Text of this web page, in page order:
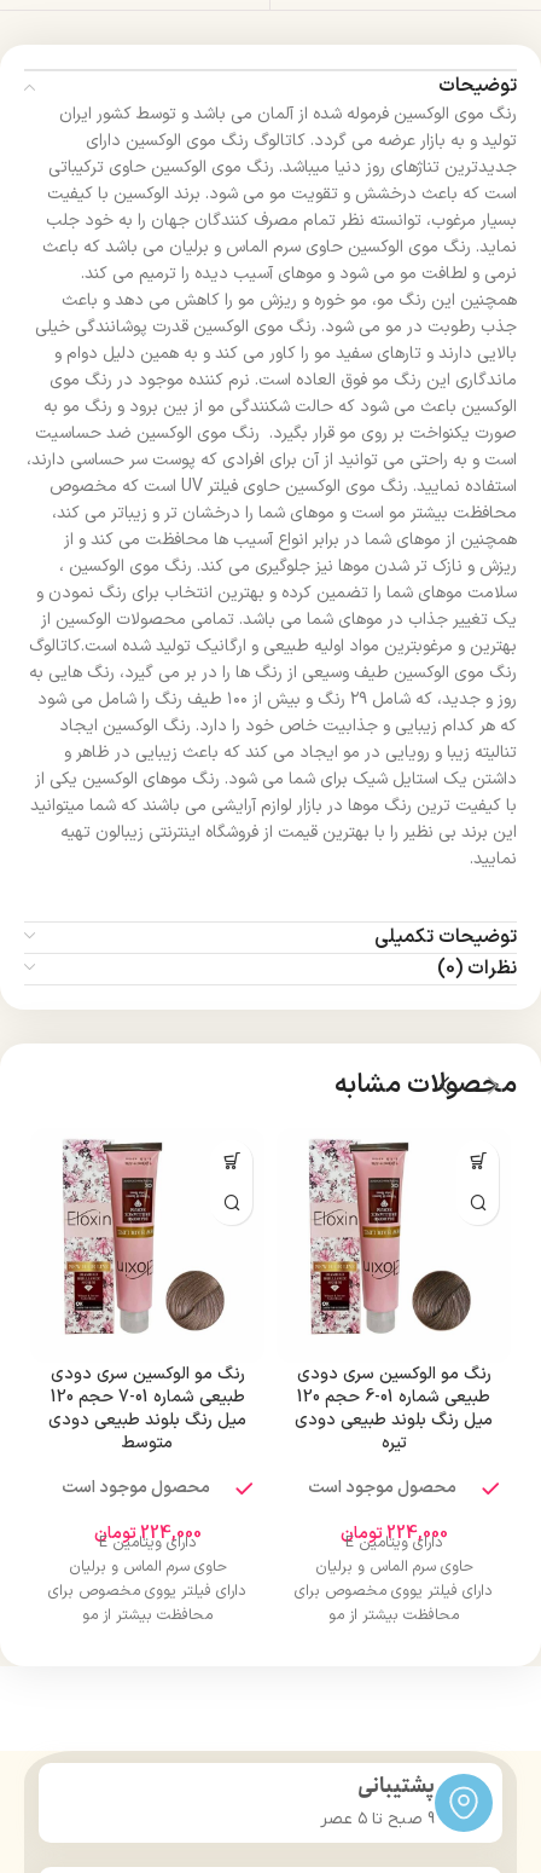
توضیحات
رنگ موی الوکسین فرموله شده از آلمان می باشد و توسط کشور ایران
تولید و به بازار عرضه می گردد. کاتالوگ رنگ موی الوکسین دارای
جدیدترین تناژهای روز دنیا میباشد. رنگ موی الوکسین حاوی ترکیباتی
است که باعث درخشش و تقویت مو می شود. برند الوکسین با کیفیت
بسیار مرغوب، توانسته نظر تمام مصرف کنندگان جهان را به خود جلب
نماید. رنگ موی الوکسین حاوی سرم الماس و برلیان می باشد که باعث
نرمی و لطافت مو می شود و موهای آسیب دیده را ترمیم می کند.
همچنین این رنگ مو، مو خوره و ریزش مو را کاهش می دهد و باعث
جذب رطوبت در مو می شود. رنگ موی الوکسین قدرت پوشانندگی خیلی
بالایی دارند و تارهای سفید مو را کاور می کند و به همین دلیل دوام و
ماندگاری این رنگ مو فوق العاده است. نرم کننده موجود در رنگ موی
الوکسین باعث می شود که حالت شکنندگی مو از بین برود و رنگ مو به
صورت یکنواخت بر روی مو قرار بگیرد. رنگ موی الوکسین ضد حساسیت
است و به راحتی می توانید از آن برای افرادی که پوست سر حساسی دارند،
استفاده نمایید. رنگ موی الوکسین حاوی فیلتر UV است که مخصوص
محافظت بیشتر مو است و موهای شما را درخشان تر و زیباتر می کند،
همچنین از موهای شما در برابر انواع آسیب ها محافظت می کند و از
ریزش و نازک تر شدن موها نیز جلوگیری می کند. رنگ موی الوکسین ،
سلامت موهای شما را تضمین کرده و بهترین انتخاب برای رنگ نمودن و
یک تغییر جذاب در موهای شما می باشد. تمامی محصولات الوکسین از
بهترین و مرغوبترین مواد اولیه طبیعی و ارگانیک تولید شده است.کاتالوگ
رنگ موی الوکسین طیف وسیعی از رنگ ها را در بر می گیرد، رنگ هایی به
روز و جدید، که شامل ۲۹ رنگ و بیش از ۱۰۰ طیف رنگ را شامل می شود
که هر کدام زیبایی و جذابیت خاص خود را دارد. رنگ الوکسین ایجاد
تنالیته زیبا و رویایی در مو ایجاد می کند که باعث زیبایی در ظاهر و
داشتن یک استایل شیک برای شما می شود. رنگ موهای الوکسین یکی از
با کیفیت ترین رنگ موها در بازار لوازم آرایشی می باشند که شما میتوانید
این برند بی نظیر را با بهترین قیمت از فروشگاه اینترنتی زیبالون تهیه
نمایید.
توضیحات تکمیلی
نظرات (0)
محصولات مشابه
رنگ مو الوکسین سری دودی
طبیعی شماره 01-6 حجم 120
میل رنگ بلوند طبیعی دودی
تیره
محصول موجود است
224,000تومان
دارای ویتامین E
حاوی سرم الماس و برلیان
دارای فیلتر یووی مخصوص برای
محافظت بیشتر از مو
رنگ مو الوکسین سری دودی
طبیعی شماره 01-7 حجم 120
میل رنگ بلوند طبیعی دودی
متوسط
محصول موجود است
224,000تومان
دارای ویتامین E
حاوی سرم الماس و برلیان
دارای فیلتر یووی مخصوص برای
محافظت بیشتر از مو
پشتیبانی
9 صبح تا ۵ عصر